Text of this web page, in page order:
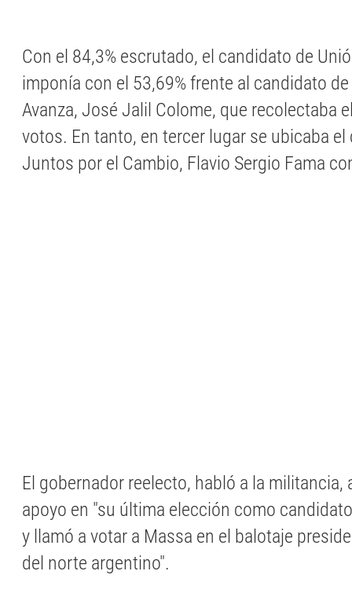
Con el 84,3% escrutado, el candidato de
imponía con el 53,69% frente al candidato
Avanza, José Jalil Colome, que recolectaba
votos. En tanto, en tercer lugar se ubicaba
Juntos por el Cambio, Flavio Sergio Fama
El gobernador reelecto, habló a la militancia,
apoyo en "su última elección como
y llamó a votar a Massa en el balotaje
del norte argentino".